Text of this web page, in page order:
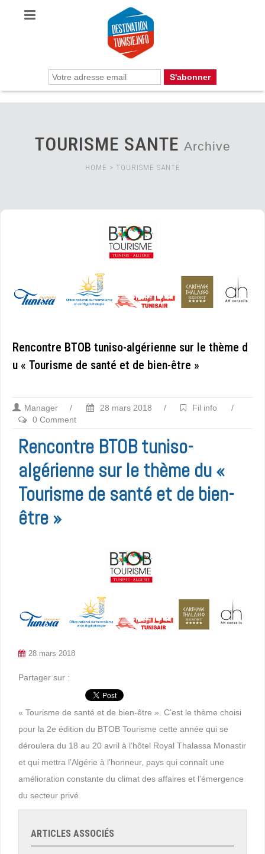
TOURISME SANTE Archive
HOME > TOURISME SANTE
Rencontre BTOB tuniso-algérienne sur le thème d
u « Tourisme de santé et de bien-être »
Manager / 28 mars 2018 / Fil info
/
0 Comment
Rencontre BTOB tuniso-
algérienne sur le thème du «
Tourisme de santé et de bien-
être »
28 mars 2018
Partager sur :
« Tourisme de santé et de bien-être ». C’est le thème choisi
pour la 2e édition du BTOB Tourisme cette année qui se
déroulera du 18 au 20 avril à l’hôtel Royal Thalassa Monastir
et qui mettra l’Algérie à l’honneur, pays qui connaît une
amélioration constante du climat des affaires et l’émergence
du secteur privé.
ARTICLES ASSOCIÉS